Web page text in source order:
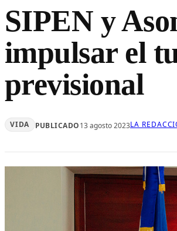
SIPEN y
impulsar el
previsional
VIDA PUBLICADO13 agosto 2023LA